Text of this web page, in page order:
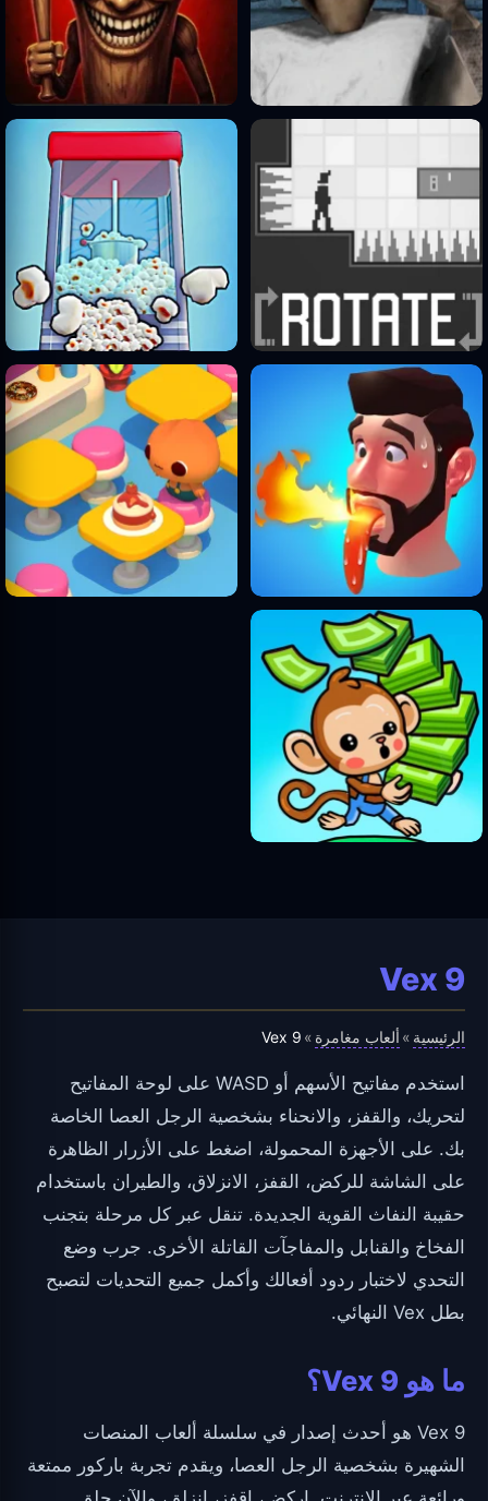
Vex 9
الرئيسية » ألعاب مغامرة »
Vex 9
استخدم مفاتيح الأسهم أو WASD على لوحة المفاتيح
لتحريك، والقفز، والانحناء بشخصية الرجل العصا الخاصة
بك. على الأجهزة المحمولة، اضغط على الأزرار الظاهرة
على الشاشة للركض، القفز، الانزلاق، والطيران باستخدام
حقيبة النفاث القوية الجديدة. تنقل عبر كل مرحلة بتجنب
الفخاخ والقنابل والمفاجآت القاتلة الأخرى. جرب وضع
التحدي لاختبار ردود أفعالك وأكمل جميع التحديات لتصبح
بطل Vex النهائي.
ما هو Vex 9؟
Vex 9 هو أحدث إصدار في سلسلة ألعاب المنصات
الشهيرة بشخصية الرجل العصا، ويقدم تجربة باركور ممتعة